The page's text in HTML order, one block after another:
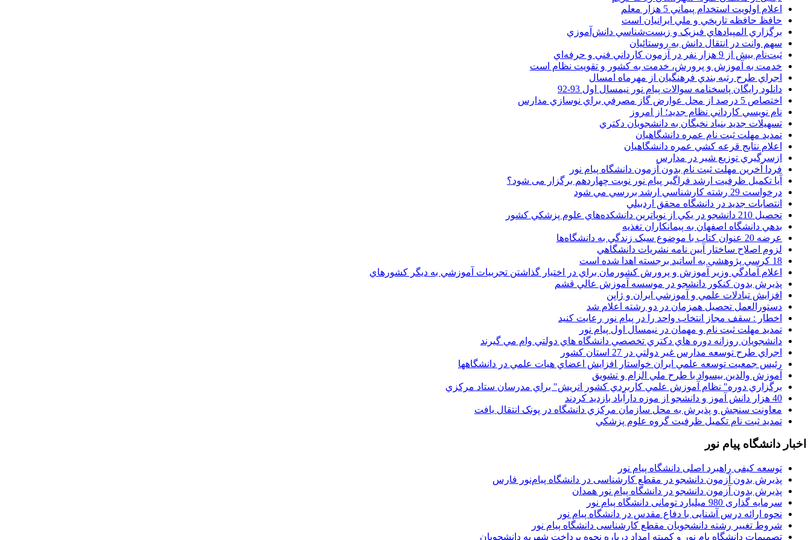
اعلام اولويت استخدام پيماني 5 هزار معلم
حافظ حافظه تاريخي و ملي ايرانيان است
برگزاري المپيادهاي فيزيک و زيست‌شناسي دانش‌آموزي
سهم وانت در انتقال دانش به روستائيان
ثبت‌نام بيش از 9 هزار نفر در آزمون کارداني فني و حرفه‌اي
خدمت به آموزش و پرورش، خدمت به کشور و تقويت نظام است
اجراي طرح رتبه بندي فرهنگيان از مهرماه امسال
دانلود رایگان پاسخنامه سوالات پیام نور نیمسال اول 93-92
اختصاص 5 درصد از محل عوارض گاز مصرفي براي نوسازي مدارس
نام نويسي کارداني نظام جديد؛ از امروز
تسهيلات جديد بنياد نخبگان به دانشجويان دکتري
تمديد مهلت ثبت نام عمره دانشگاهيان
اعلام نتايج قرعه کشي عمره دانشگاهيان
ازسرگيري توزيع شير در مدارس
فردا آخرین مهلت ثبت نام بدون آزمون دانشگاه پیام نور
آیا تکمیل ظرفیت ارشد فراگیر پیام نور نوبت چهاردهم برگزار می شود؟
درخواست 29 رشته کارشناسي ارشد بررسي مي شود
انتصابات جديد در دانشگاه محقق اردبيلي
تحصيل 210 دانشجو در يکي از نوپاترين دانشکده‌هاي علوم پزشکي کشور
بدهي دانشگاه اصفهان به پيمانکاران تغذيه
عرضه 20 عنوان کتاب با موضوع سبک زندگي به دانشگاه‌ها
لزوم اصلاح ساختار آيين نامه نشريات دانشگاهي
18 کرسي پژوهشي به اساتيد برجسته اهدا شده است
اعلام آمادگي وزير آموزش و پرورش کشورمان براي در اختيار گذاشتن تجربيات آموزشي به ديگر کشورهاي
پذيرش بدون کنکور دانشجو در موسسه آموزش عالي قشم
افزايش تبادلات علمي و آموزشي ايران و ژاپن
دستورالعمل تحصیل همزمان در دو رشته اعلام شد
اخطار : سقف مجاز انتخاب واحد را در پیام نور رعایت کنید
تمدید مهلت ثبت نام و مهمان در نیمسال اول پیام نور
دانشجويان روزانه دوره هاي دكتري تخصصي دانشگاه هاي دولتي وام مي گيرند
اجراي طرح توسعه مدارس غير دولتي در 27 استان کشور
رئيس جمعيت توسعه علمي ايران خواستار افزايش اعضاي هيات علمي در دانشگاهها
آموزش والدين بيسواد با طرح ملي الزام و تشويق
برگزاري دوره" نظام آموزش علمي كاربردي كشور اتريش" براي مدرسان ستاد مرکزي
40 هزار دانش آموز و دانشجو از موزه دارآباد بازديد کردند
معاونت سنجش و پذيرش به محل سازمان مرکزي دانشگاه در پونک انتقال يافت
تمديد ثبت نام تکميل ظرفيت گروه علوم پزشکي
اخبار دانشگاه پیام نور
توسعه کیفی راهبرد اصلی دانشگاه پیام نور
پذیرش بدون آزمون دانشجو در مقطع کارشناسی در دانشگاه پیام‌نور فارس
پذیرش بدون آزمون دانشجو در دانشگاه پیام نور همدان
سرمایه گذاری 980 میلیارد تومانی دانشگاه پیام نور
نحوه ارائه درس آشنایی با دفاع مقدس در دانشگاه پیام نور
شروط تغییر رشته دانشجویان مقطع کارشناسی دانشگاه پیام نور
تصمیمات دانشگاه یام نور و کمیته امداد درباره نحوه پرداخت شهریه دانشجویان